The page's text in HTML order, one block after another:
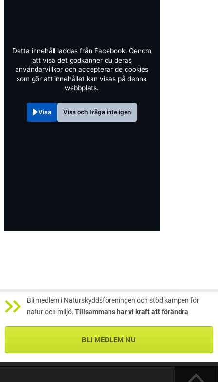
Detta innehåll laddas från Facebook. Genom
att visa det godkänner du deras
användarvillkor och accepterar de cookies
som gör att innehållet kan visas på denna
webbplats.
Visa Visa och fråga inte igen
Bli medlem i Naturskyddsföreningen och stöd kampen för
natur och miljö. Tillsammans har vi kraft att förändra
BLI MEDLEM NU